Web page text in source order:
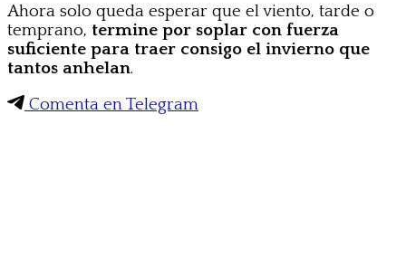
Ahora solo queda esperar que el viento, tarde o
temprano, termine por soplar con fuerza
suficiente para traer consigo el invierno que
tantos anhelan.
Comenta en Telegram